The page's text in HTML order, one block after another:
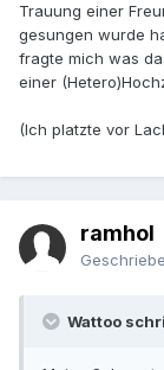
Trauung einer
gesungen wurde
fragte mich was
einer
(Ich platzte vor
ramhol
Wattoo